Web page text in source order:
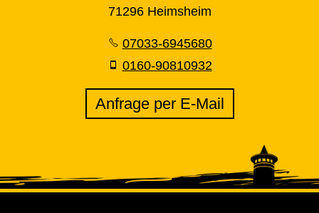
71296 Heimsheim
07033-6945680
0160-90810932
Anfrage per E-Mail